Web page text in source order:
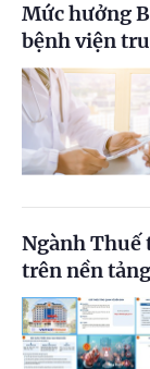
Mức hưởng
bệnh viện
Ngành Thuế
trên nền